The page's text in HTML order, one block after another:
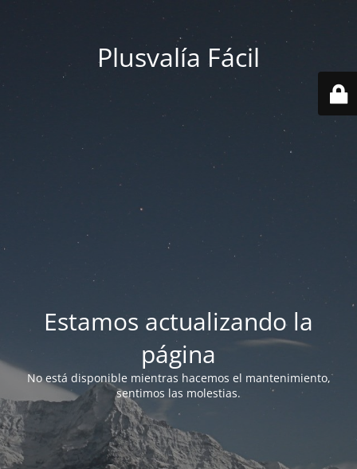
Plusvalía Fácil
Estamos actualizando la
página
No está disponible mientras hacemos el mantenimiento,
sentimos las molestias.